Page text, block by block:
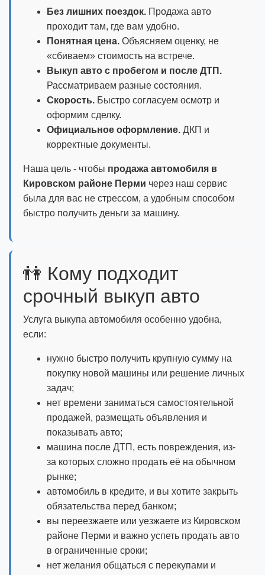
Без лишних поездок. Продажа авто
проходит там, где вам удобно.
Понятная цена. Объясняем оценку, не
«сбиваем» стоимость на встрече.
Выкуп авто с пробегом и после ДТП.
Рассматриваем разные состояния.
Скорость. Быстро согласуем осмотр и
оформим сделку.
Официальное оформление. ДКП и
корректные документы.
Наша цель - чтобы продажа автомобиля в
Кировском районе Перми через наш сервис
была для вас не стрессом, а удобным способом
быстро получить деньги за машину.
👫 Кому подходит
срочный выкуп авто
Услуга выкупа автомобиля особенно удобна,
если:
нужно быстро получить крупную сумму на
покупку новой машины или решение личных
задач;
нет времени заниматься самостоятельной
продажей, размещать объявления и
показывать авто;
машина после ДТП, есть повреждения, из-
за которых сложно продать её на обычном
рынке;
автомобиль в кредите, и вы хотите закрыть
обязательства перед банком;
вы переезжаете или уезжаете из Кировском
районе Перми и важно успеть продать авто
в ограниченные сроки;
нет желания общаться с перекупами и